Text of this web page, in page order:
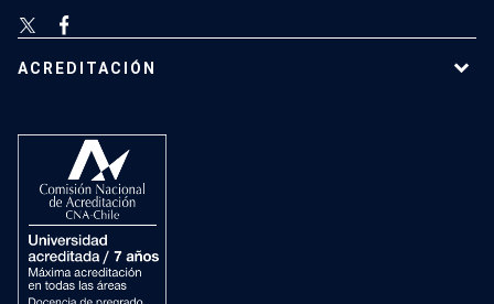
ACREDITACIÓN